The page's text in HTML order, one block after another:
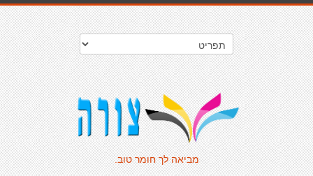
מביאה לך חומר טוב.